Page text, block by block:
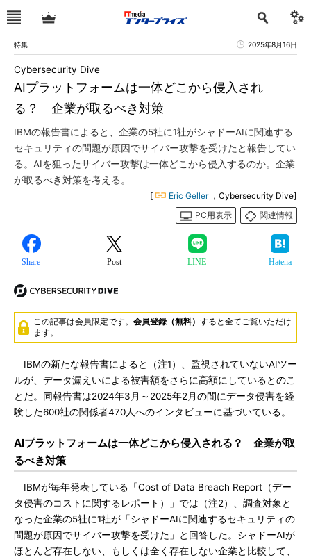
特集 2025年8月16日
AIプラットフォームは一体どこから侵入され
る？ 企業が取るべき対策
Cybersecurity Dive
IBMの報告書によると、企業の5社に1社がシャドーAIに関連する
セキュリティの問題が原因でサイバー攻撃を受けたと報告してい
る。AIを狙ったサイバー攻撃は一体どこから侵入するのか。企業
が取るべき対策を考える。
[ Eric Geller ，Cybersecurity Dive]
PC用表示
関連情報
Share Post LINE Hatena
この記事は会員限定です。 会員登録（無料） すると全てご覧いただけ
ます。
IBMの新たな報告書によると（注1）、監視されていないAIツー
ルが、データ漏えいによる被害額をさらに高額にしているとのこ
とだ。同報告書は2024年3月～2025年2月の間にデータ侵害を経
験した600社の関係者470人へのインタビューに基づいている。
AIプラットフォームは一体どこから侵入される？ 企業が取
るべき対策
IBMが毎年発表している「Cost of Data Breach Report（デー
タ侵害のコストに関するレポート）」では（注2）、調査対象と
なった企業の5社に1社が「シャドーAIに関連するセキュリティの
問題が原因でサイバー攻撃を受けた」と回答した。シャドーAIが
ほとんど存在しない、もしくは全く存在しない企業と比較して、